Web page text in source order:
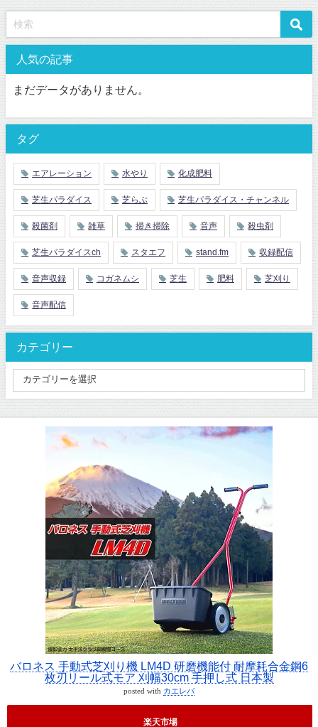
人気の記事
まだデータがありません。
タグ
エアレーション 水やり 化成肥料
芝生パラダイス 芝らぶ 芝生パラダイス・チャンネル
殺菌剤 雑草 掃き掃除 音声 殺虫剤
芝生パラダイスch スタエフ stand.fm 収録配信
音声収録 コガネムシ 芝生 肥料 芝刈り
音声配信
カテゴリー
バロネス 手動式芝刈り機 LM4D 研磨機能付 耐摩耗合金鋼6
枚刃リール式モア 刈幅30cm 手押し式 日本製
posted with カエレバ
楽天市場